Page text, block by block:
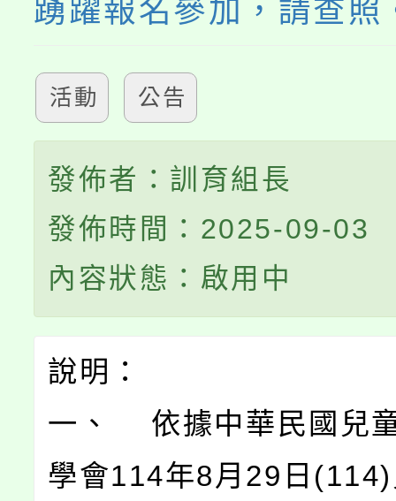
踴躍報名參加，請查照
活動 公告
發佈者：訓育組長
發佈時間：2025-09-03
內容狀態：啟用中
說明：
一、 依據中華民國兒
學會114年8月29日